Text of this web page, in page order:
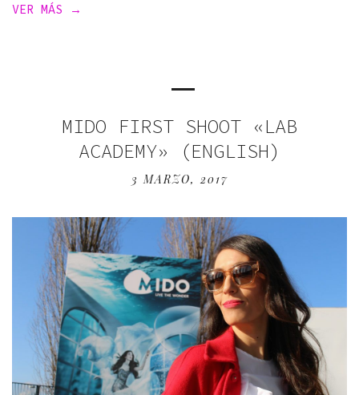
VER MÁS →
MIDO FIRST SHOOT «LAB
ACADEMY» (ENGLISH)
3 MARZO, 2017